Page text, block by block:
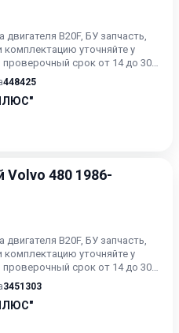
B20F, БУ запчасть,
комплектацию уточняйте у
срок от 14 до 30
448425
Volvo 480 1986-
B20F, БУ запчасть,
комплектацию уточняйте у
срок от 14 до 30
3451303